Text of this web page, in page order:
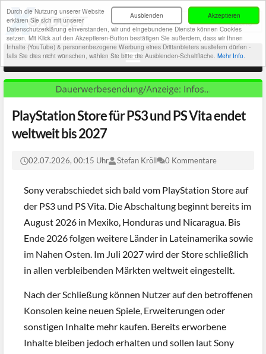
Akzeptieren
Ausblenden
Durch die Nutzung unserer Website
erklären Sie sich mit unserer
Datenschutzerklärung einverstanden, wir und eingebundene Dienste können Cookies
setzen. Mit Klick auf den Akzeptieren-Button bestätigen Sie außerdem, dass wir Ihnen
Inhalte (YouTube) & personenbezogene Werbung eines Drittanbieters ausliefern dürfen -
falls Sie dies nicht wünschen, wählen Sie bitte die Ausblenden-Schaltfläche. Mehr Info.
PlayStation Store für PS3 und PS Vita endet
weltweit bis 2027
02.07.2026, 00:15 Uhr Stefan Kröll 0 Kommentare
Sony verabschiedet sich bald vom PlayStation Store auf
der PS3 und PS Vita. Die Abschaltung beginnt bereits im
August 2026 in Mexiko, Honduras und Nicaragua. Bis
Ende 2026 folgen weitere Länder in Lateinamerika sowie
im Nahen Osten. Im Juli 2027 wird der Store schließlich
in allen verbleibenden Märkten weltweit eingestellt.
Nach der Schließung können Nutzer auf den betroffenen
Konsolen keine neuen Spiele, Erweiterungen oder
sonstigen Inhalte mehr kaufen. Bereits erworbene
Inhalte bleiben jedoch erhalten und sollen laut Sony